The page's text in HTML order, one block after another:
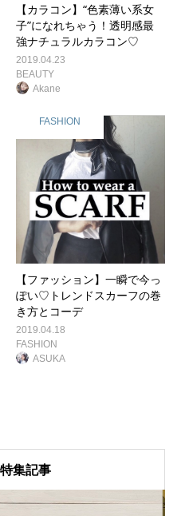
【カラコン】“色素薄い系女
子”になれちゃう！透明感最
強ナチュラルカラコン♡
2019.04.23
BEAUTY
Akane
FASHION
【ファッション】一瞬で今っ
ぽい♡トレンドスカーフの巻
き方とコーデ
2019.04.18
FASHION
ASUKA
集記事